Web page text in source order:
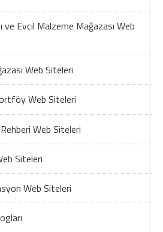
ve Evcil Malzeme Mağazası Web
Web Siteleri
Web Siteleri
Web Siteleri
Siteleri
Web Siteleri